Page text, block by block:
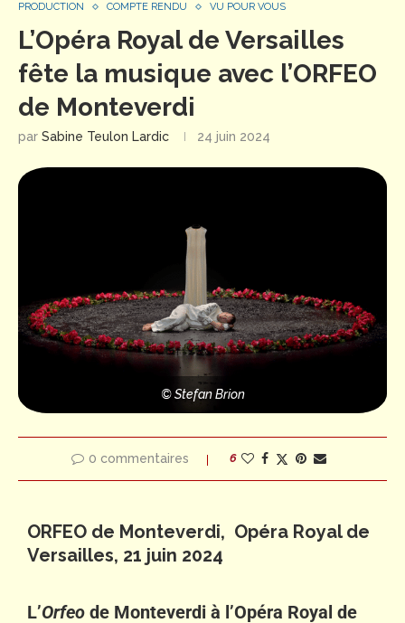
PRODUCTION COMPTE RENDU VU POUR VOUS
L’Opéra Royal de Versailles
fête la musique avec l’ORFEO
de Monteverdi
par Sabine Teulon Lardic 24 juin 2024
© Stefan Brion
0 commentaires 6
ORFEO de Monteverdi, Opéra Royal de
Versailles, 21 juin 2024
L’Orfeo de Monteverdi à l’Opéra Royal de